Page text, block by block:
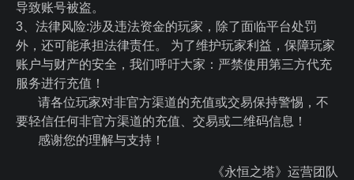
导致账号被盗。
3、法律风险:涉及违法资金的玩家，除了面临平台处罚
外，还可能承担法律责任。 为了维护玩家利益，保障玩家
账户与财产的安全，我们呼吁大家：严禁使用第三方代充
服务进行充值！
请各位玩家对非官方渠道的充值或交易保持警惕，不
要轻信任何非官方渠道的充值、交易或二维码信息！
感谢您的理解与支持！
《永恒之塔》运营团队